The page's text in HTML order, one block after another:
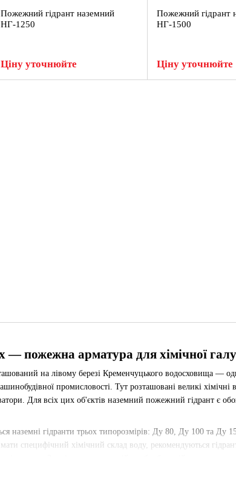
— пожежна арматура для хімічної
на лівому березі Кременчуцького водосховища —
промисловості. Тут розташовані великі
Для всіх цих об'єктів наземний пожежний гідрант є
наземні гідранти трьох типорозмірів: Ду 80, Ду 100 та Ду
специфічний хімічний склад воду, рекомендуються
Пожежний гідрант наземний
НГ-1250
Ціну уточнюйте
Пожежний гідрант
НГ-1500
Ціну уточнюйте